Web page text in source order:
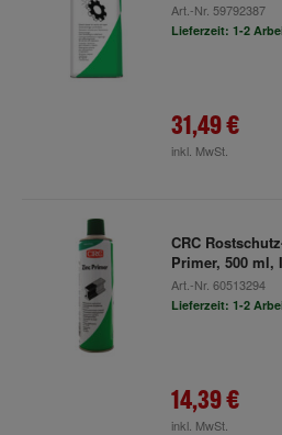
Art.-Nr. 59792387
Lieferzeit: 1-2
31,49 €
inkl. MwSt.
CRC
Primer, 500 ml,
Art.-Nr. 60513294
Lieferzeit: 1-2
14,39 €
inkl. MwSt.